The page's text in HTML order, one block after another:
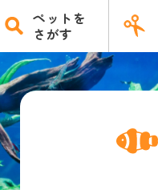
ペットを
さがす